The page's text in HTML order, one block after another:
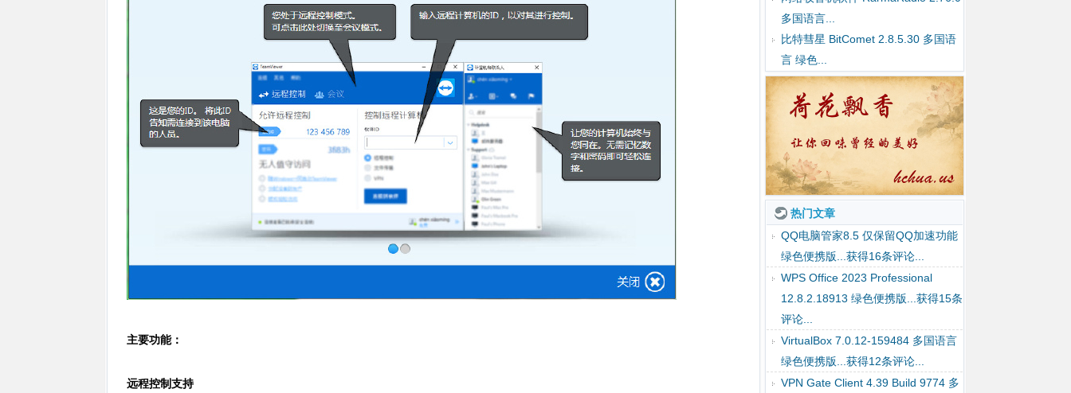
主要功能：
远程控制支持
多国语言...
比特彗星 BitComet 2.8.5.30 多国语
言 绿色...
热门文章
QQ电脑管家8.5 仅保留QQ加速功能
绿色便携版...获得16条评论...
WPS Office 2023 Professional
12.8.2.18913 绿色便携版...获得15条
评论...
VirtualBox 7.0.12-159484 多国语言